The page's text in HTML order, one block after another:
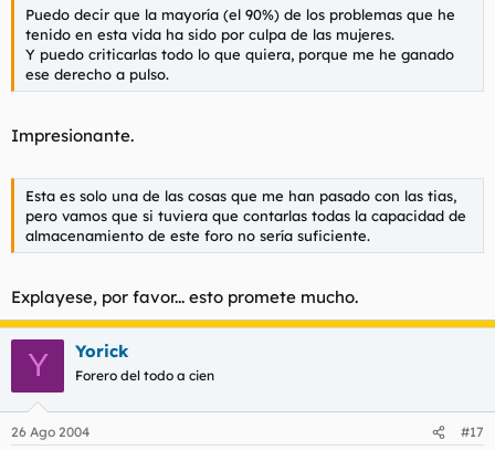
Puedo decir que la mayoría (el 90%) de los problemas que he
tenido en esta vida ha sido por culpa de las mujeres.
Y puedo criticarlas todo lo que quiera, porque me he ganado
ese derecho a pulso.
Impresionante.
Esta es solo una de las cosas que me han pasado con las tias,
pero vamos que si tuviera que contarlas todas la capacidad de
almacenamiento de este foro no sería suficiente.
Explayese, por favor... esto promete mucho.
Y Yorick
Forero del todo a cien
26 Ago 2004 #17